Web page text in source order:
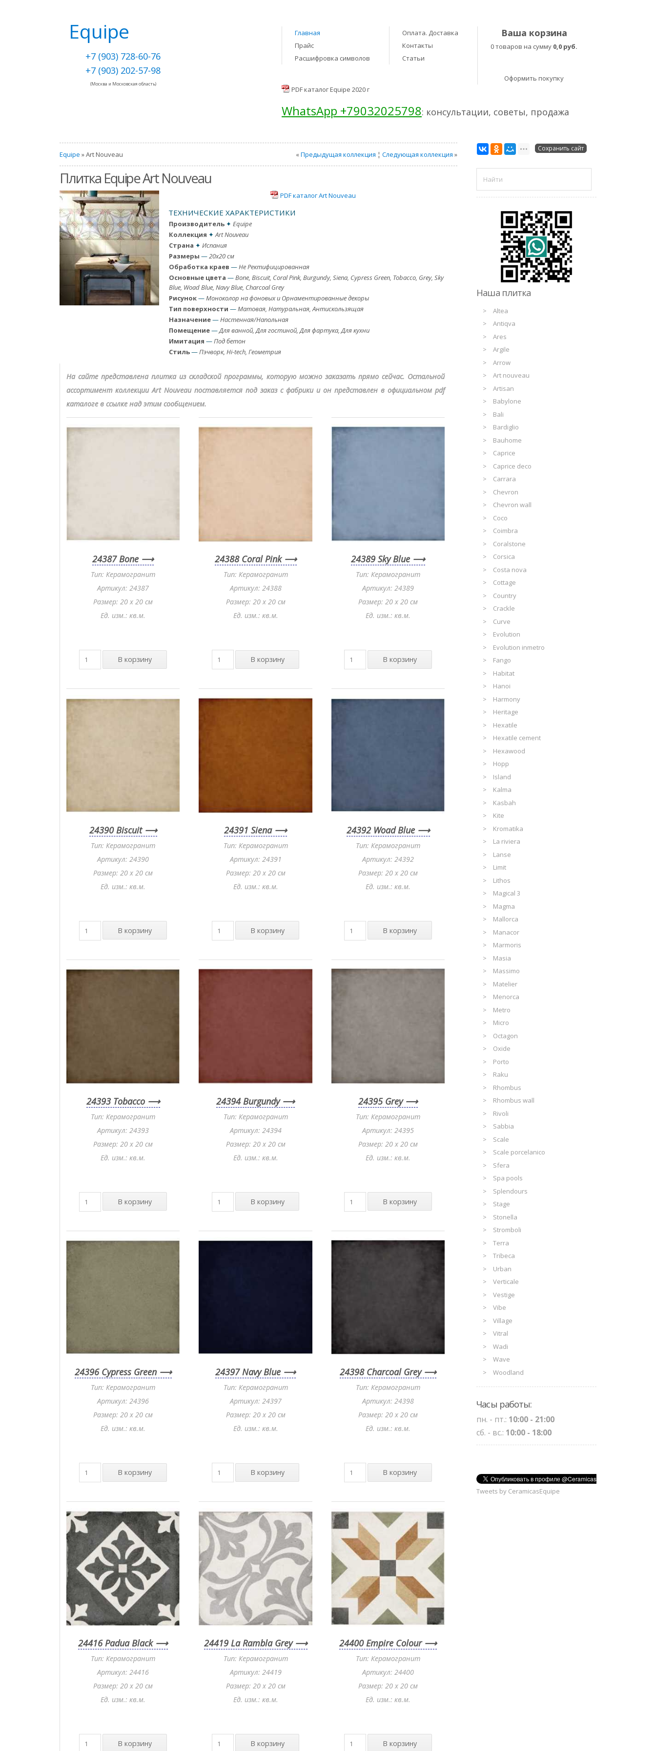
Equipe
+7 (903) 728-60-76
+7 (903) 202-57-98
(Москва и Московская область)
Главная
Прайс
Расшифровка символов
Оплата. Доставка
Контакты
Статьи
Ваша корзина
0 товаров на сумму 0,0 руб.
Оформить покупку
PDF каталог Equipe 2020 г
WhatsApp +79032025798: консультации, советы, продажа
Equipe » Art Nouveau «Предыдущая коллекция ¦Следующая коллекция »
Плитка Equipe Art Nouveau
PDF каталог Art Nouveau
ТЕХНИЧЕСКИЕ ХАРАКТЕРИСТИКИ
Производитель ✦ Equipe
Коллекция ✦ Art Nouveau
Страна ✦ Испания
Размеры —20x20 см
Обработка краев —Не Ректифицированная
Основные цвета —Bone, Biscuit, Coral Pink, Burgundy, Siena, Cypress Green, Tobacco, Grey, Sky
Blue, Woad Blue, Navy Blue, Charcoal Grey
Рисунок—Моноколор на фоновых и Орнаментированные декоры
Тип поверхности —Матовая, Натуральная, Антискользящая
Назначение—Настенная/Напольная
Помещение—Для ванной, Для гостиной, Для фартука, Для кухни
Имитация —Под бетон
Стиль—Пэчворк, Hi-tech, Геометрия
На сайте представлена плитка из складской программы, которую можно заказать прямо сейчас. Остальной
ассортимент коллекции Art Nouveau поставляется под заказ с фабрики и он представлен в официальном pdf
каталоге в ссылке над этим сообщением.
24387 Bone
Тип: Керамогранит
Артикул: 24387
Размер: 20 x 20 см
Ед. изм.: кв.м.
24388 Coral Pink
Тип: Керамогранит
Артикул: 24388
Размер: 20 x 20 см
Ед. изм.: кв.м.
24389 Sky Blue
Тип: Керамогранит
Артикул: 24389
Размер: 20 x 20 см
Ед. изм.: кв.м.
24390 Biscuit
Тип: Керамогранит
Артикул: 24390
Размер: 20 x 20 см
Ед. изм.: кв.м.
24391 Siena
Тип: Керамогранит
Артикул: 24391
Размер: 20 x 20 см
Ед. изм.: кв.м.
24392 Woad Blue
Тип: Керамогранит
Артикул: 24392
Размер: 20 x 20 см
Ед. изм.: кв.м.
24393 Tobacco
Тип: Керамогранит
Артикул: 24393
Размер: 20 x 20 см
Ед. изм.: кв.м.
24394 Burgundy
Тип: Керамогранит
Артикул: 24394
Размер: 20 x 20 см
Ед. изм.: кв.м.
24395 Grey
Тип: Керамогранит
Артикул: 24395
Размер: 20 x 20 см
Ед. изм.: кв.м.
24396 Cypress Green
Тип: Керамогранит
Артикул: 24396
Размер: 20 x 20 см
Ед. изм.: кв.м.
24397 Navy Blue
Тип: Керамогранит
Артикул: 24397
Размер: 20 x 20 см
Ед. изм.: кв.м.
24398 Charcoal Grey
Тип: Керамогранит
Артикул: 24398
Размер: 20 x 20 см
Ед. изм.: кв.м.
24416 Padua Black
Тип: Керамогранит
Артикул: 24416
Размер: 20 x 20 см
Ед. изм.: кв.м.
24419 La Rambla Grey
Тип: Керамогранит
Артикул: 24419
Размер: 20 x 20 см
Ед. изм.: кв.м.
24400 Empire Colour
Тип: Керамогранит
Артикул: 24400
Размер: 20 x 20 см
Ед. изм.: кв.м.
Сохранить сайт
Наша плитка
Altea
Antiqva
Ares
Argile
Arrow
Art nouveau
Artisan
Babylone
Bali
Bardiglio
Bauhome
Caprice
Caprice deco
Carrara
Chevron
Chevron wall
Coco
Coimbra
Coralstone
Corsica
Costa nova
Cottage
Country
Crackle
Curve
Evolution
Evolution inmetro
Fango
Habitat
Hanoi
Harmony
Heritage
Hexatile
Hexatile cement
Hexawood
Hopp
Island
Kalma
Kasbah
Kite
Kromatika
La riviera
Lanse
Limit
Lithos
Magical 3
Magma
Mallorca
Manacor
Marmoris
Masia
Massimo
Matelier
Menorca
Metro
Micro
Octagon
Oxide
Porto
Raku
Rhombus
Rhombus wall
Rivoli
Sabbia
Scale
Scale porcelanico
Sfera
Spa pools
Splendours
Stage
Stonella
Stromboli
Terra
Tribeca
Urban
Verticale
Vestige
Vibe
Village
Vitral
Wadi
Wave
Woodland
Часы работы:
пн. - пт.: 10:00 - 21:00
сб. - вс.: 10:00 - 18:00
Tweets by CeramicasEquipe